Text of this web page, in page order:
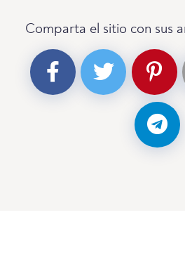
Comparta el sitio con sus